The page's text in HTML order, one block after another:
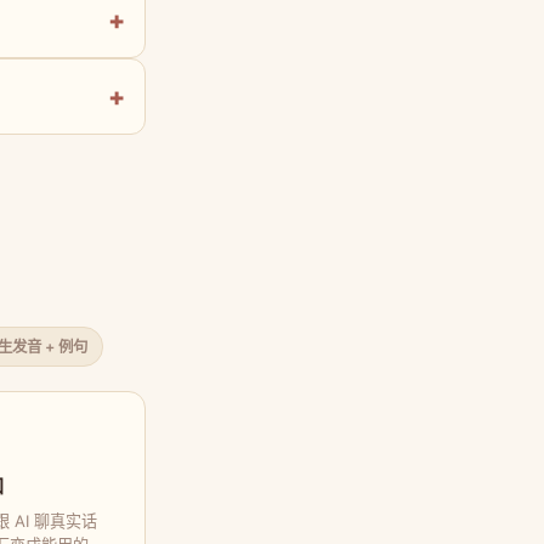
发音 + 例句
AI 聊真实话